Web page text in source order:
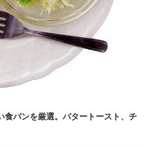
食パンを厳選。バタートースト、チ